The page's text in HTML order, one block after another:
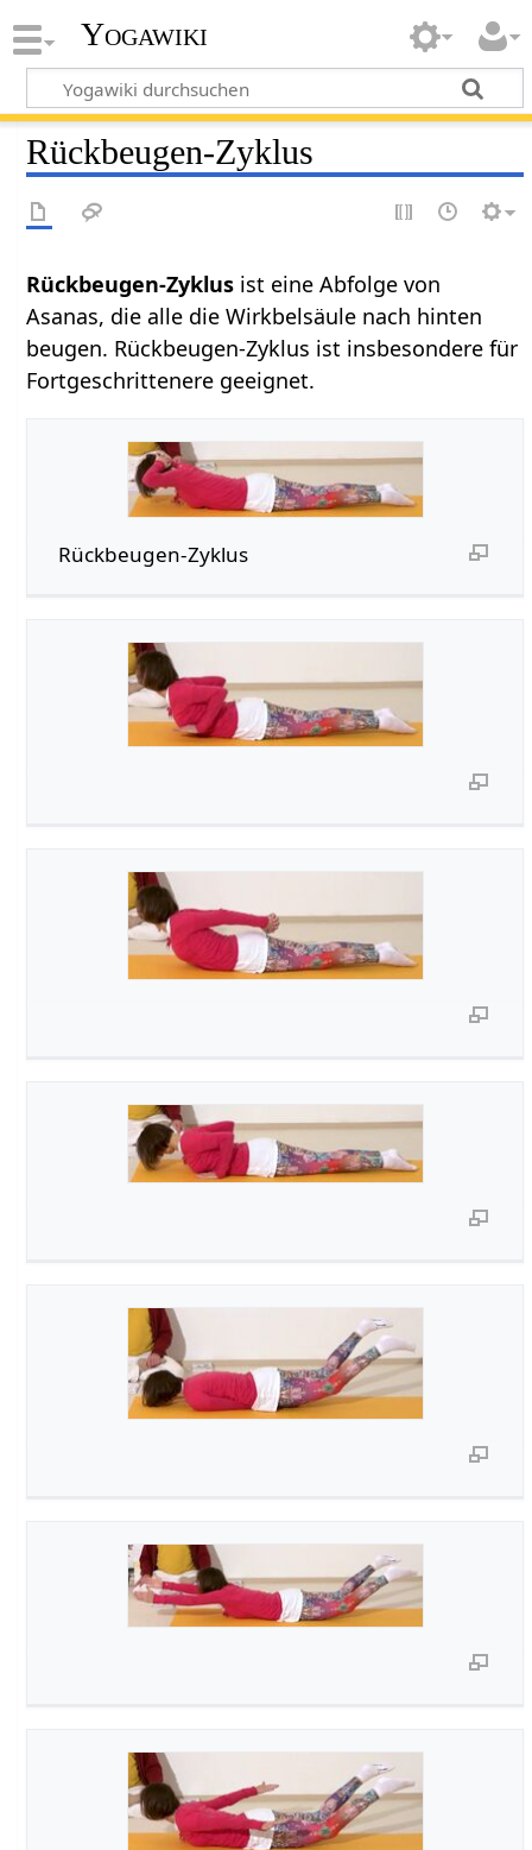
Yogawiki
Rückbeugen-Zyklus
Rückbeugen-Zyklus ist eine Abfolge von
Asanas, die alle die Wirkbelsäule nach hinten
beugen. Rückbeugen-Zyklus ist insbesondere für
Fortgeschrittenere geeignet.
Rückbeugen-Zyklus